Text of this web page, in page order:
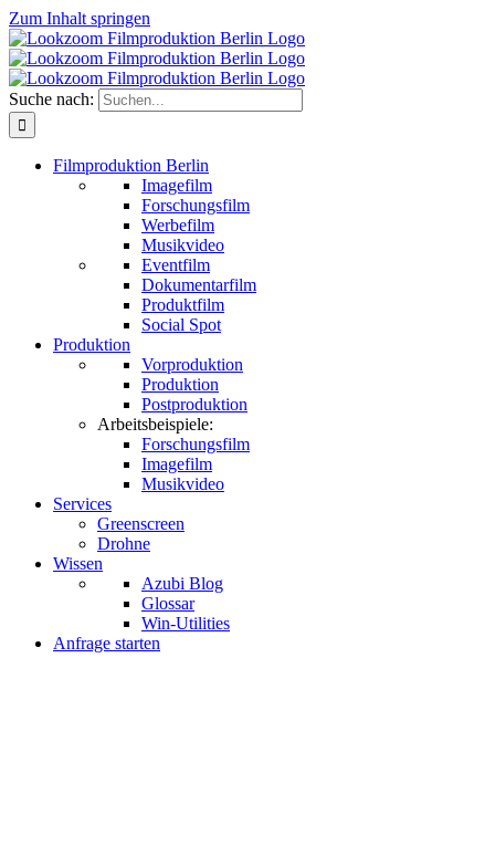
Zum Inhalt springen
Suche nach:
Filmproduktion Berlin
Imagefilm
Forschungsfilm
Werbefilm
Musikvideo
Eventfilm
Dokumentarfilm
Produktfilm
Social Spot
Produktion
Vorproduktion
Produktion
Postproduktion
Arbeitsbeispiele:
Forschungsfilm
Imagefilm
Musikvideo
Services
Greenscreen
Drohne
Wissen
Azubi Blog
Glossar
Win-Utilities
Anfrage starten